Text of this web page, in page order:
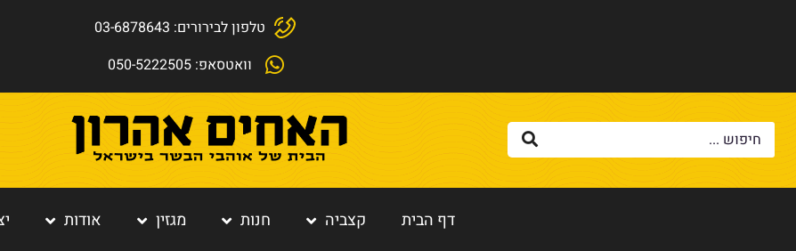
טלפון לבירורים: 03-6878643
וואטסאפ: 050-5222505
דף הבית קצביה חנות מגזין אודות